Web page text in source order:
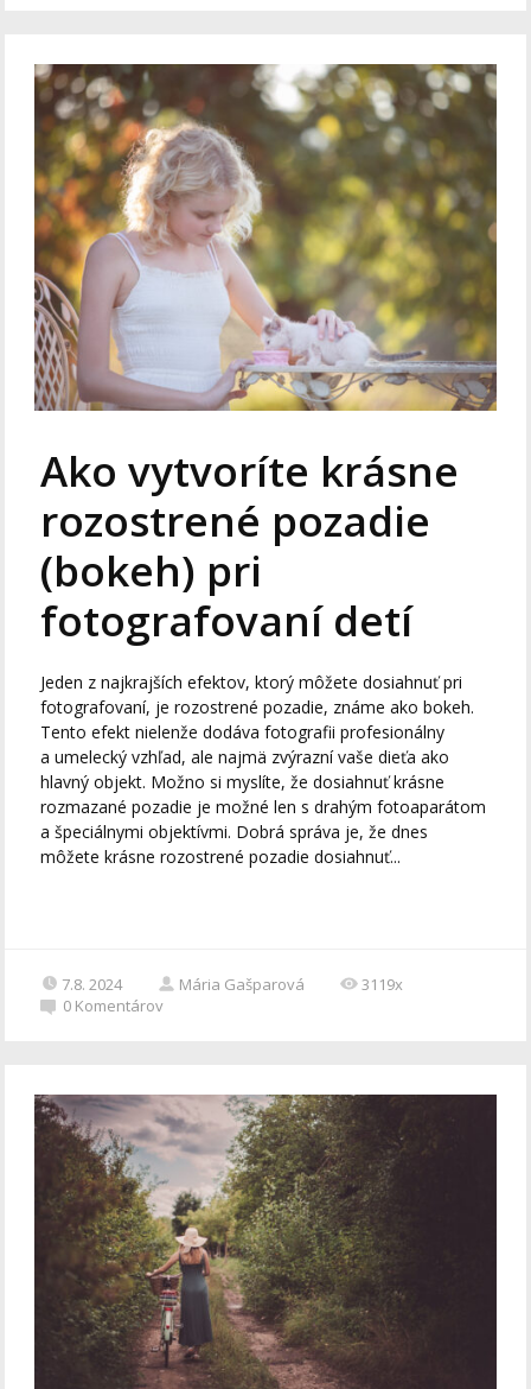
Ako vytvoríte krásne
rozostrené pozadie
(bokeh) pri
fotografovaní detí
Jeden z najkrajších efektov, ktorý môžete dosiahnuť pri
fotografovaní, je rozostrené pozadie, známe ako bokeh.
Tento efekt nielenže dodáva fotografii profesionálny
a umelecký vzhľad, ale najmä zvýrazní vaše dieťa ako
hlavný objekt. Možno si myslíte, že dosiahnuť krásne
rozmazané pozadie je možné len s drahým fotoaparátom
a špeciálnymi objektívmi. Dobrá správa je, že dnes
môžete krásne rozostrené pozadie dosiahnuť...
7.8. 2024 Mária Gašparová
3119x
0 Komentárov